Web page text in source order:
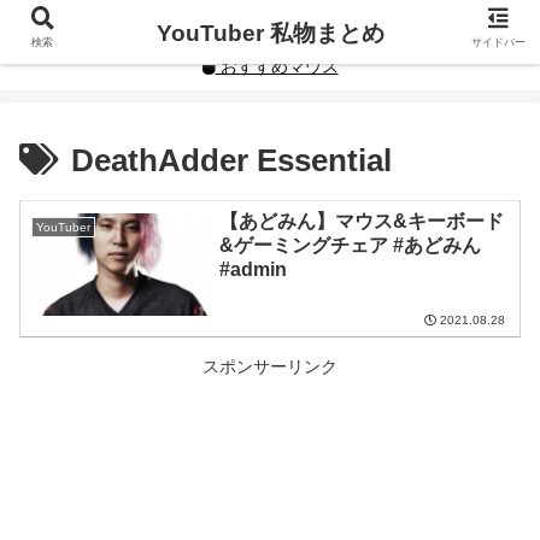
YouTuberや人気インフルエンサーの私物まとめです。
おすすめマウス
DeathAdder Essential
YouTuber
【あどみん】マウス&キーボード
&ゲーミングチェア #あどみん
#admin
2021.08.28
スポンサーリンク
検索 YouTuber 私物まとめ サイドバー